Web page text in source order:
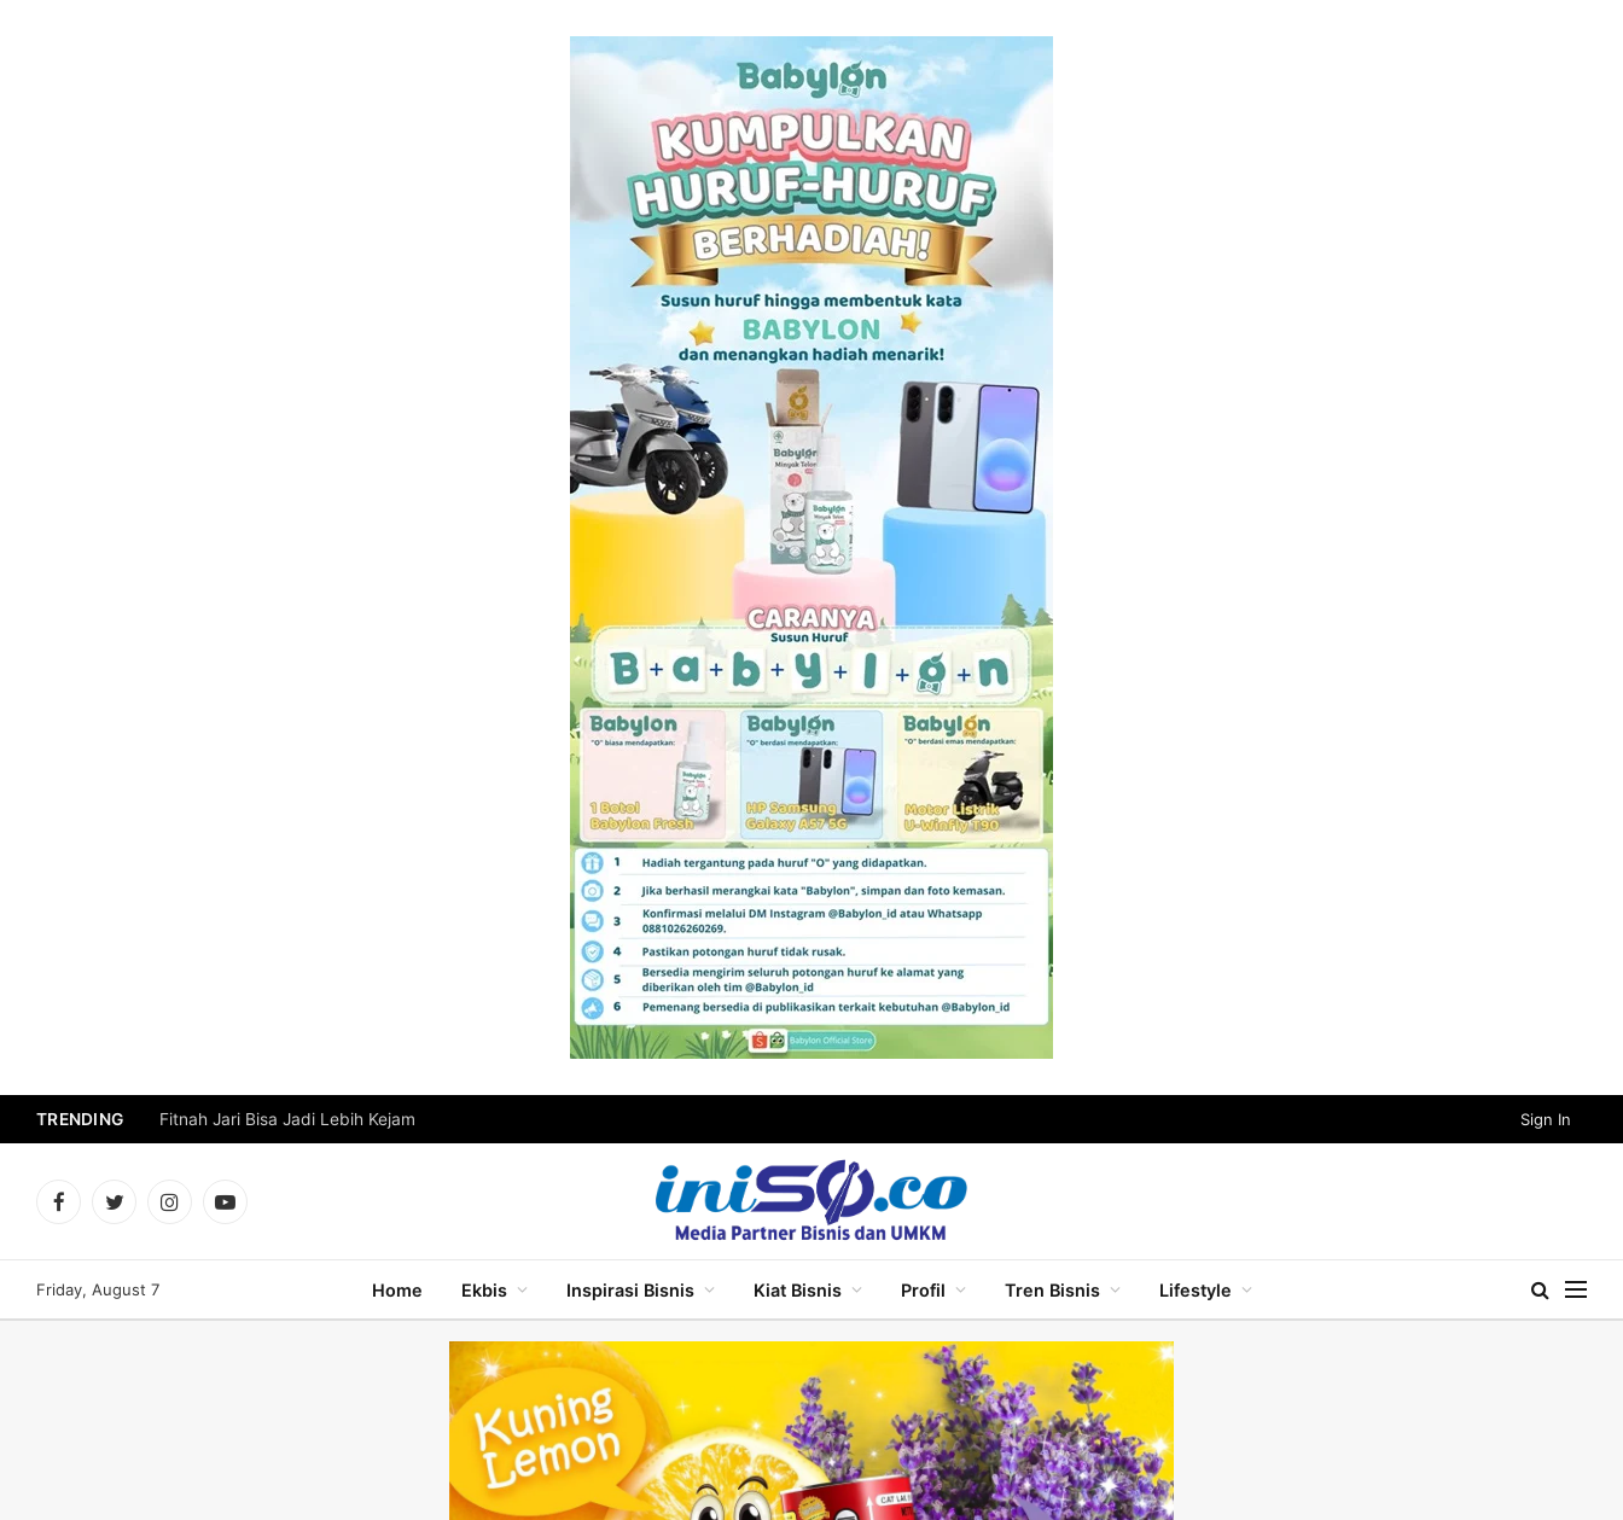
TRENDING Fitnah Jari Bisa Jadi Lebih Kejam Sign In
FacebookTwitterInstagramYouTube
Friday, August 7 Home Ekbis Inspirasi Bisnis Kiat Bisnis Profil Tren Bisnis Lifestyle